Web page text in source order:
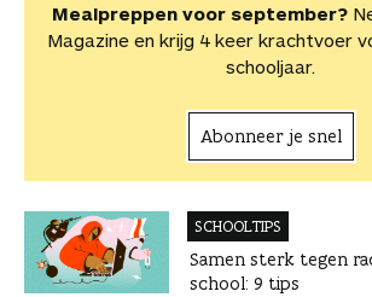
Mealpreppen voor september?
Magazine en krijg 4 keer krachtvoer
schooljaar.
Abonneer je snel
SCHOOLTIPS
Samen sterk tegen
school: 9 tips